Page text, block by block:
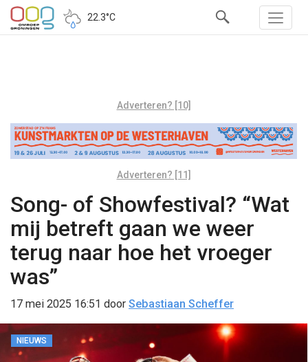
22.3°C
Adverteren? [10]
Adverteren? [11]
Song- of Showfestival? “Wat
mij betreft gaan we weer
terug naar hoe het vroeger
was”
17 mei 2025 16:51 door Sebastiaan Scheffer
NIEUWS